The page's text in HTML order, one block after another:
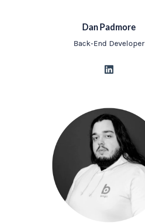
Dan Padmore
Back-End Developer